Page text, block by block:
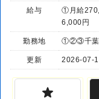
給与
①月給
6,000円
勤務地 ①②③千葉
更新 2026-07-